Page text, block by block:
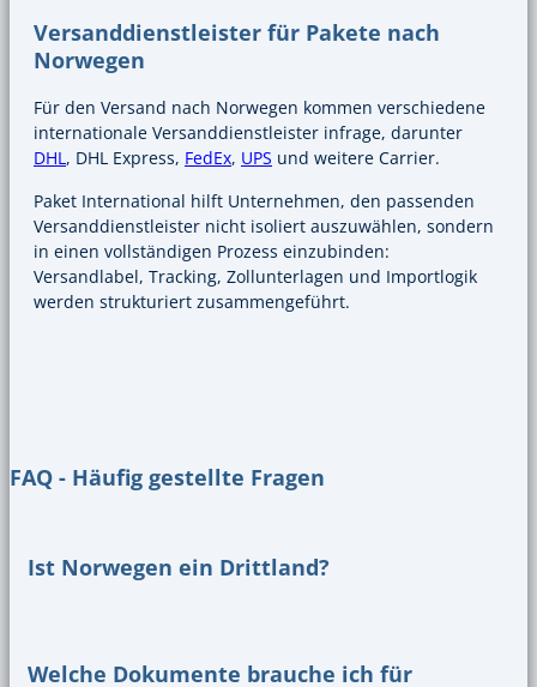
Versanddienstleister für Pakete nach
Norwegen
Für den Versand nach Norwegen kommen verschiedene
internationale Versanddienstleister infrage, darunter
DHL, DHL Express, FedEx, UPS und weitere Carrier.
Paket International hilft Unternehmen, den passenden
Versanddienstleister nicht isoliert auszuwählen, sondern
in einen vollständigen Prozess einzubinden:
Versandlabel, Tracking, Zollunterlagen und Importlogik
werden strukturiert zusammengeführt.
FAQ - Häufig gestellte Fragen
Ist Norwegen ein Drittland?
Welche Dokumente brauche ich für